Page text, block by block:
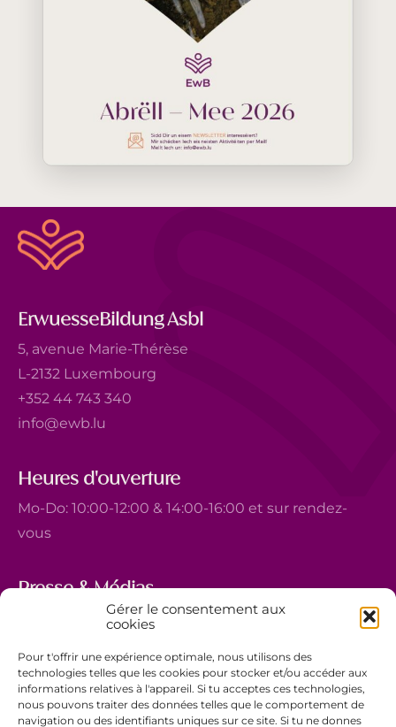
Gérer le consentement aux
cookies
Pour t'offrir une expérience optimale, nous utilisons des
technologies telles que les cookies pour stocker et/ou accéder aux
informations relatives à l'appareil. Si tu acceptes ces technologies,
nous pouvons traiter des données telles que le comportement de
navigation ou des identifiants uniques sur ce site. Si tu ne donnes
ErwuesseBildung Asbl
5, avenue Marie-Thérèse
L-2132 Luxembourg
+352 44 743 340
info@ewb.lu
Heures d'ouverture
Mo-Do: 10:00-12:00 & 14:00-16:00 et sur rendez-
vous
Presse & Médias
5, avenue Marie-Thérèse
+352 44 743 340
comm@ewb.lu